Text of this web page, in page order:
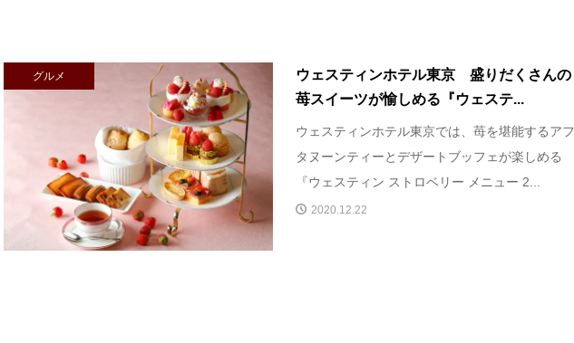
グルメ
ウェスティンホテル東京 盛りだくさんの
苺スイーツが愉しめる『ウェステ...
ウェスティンホテル東京では、苺を堪能するアフ
タヌーンティーとデザートブッフェが楽しめる
『ウェスティン ストロベリー メニュー 2...
2020.12.22